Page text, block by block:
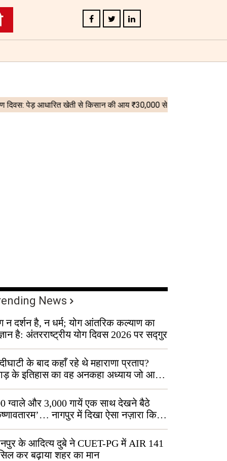
News
न दर्शन है, न धर्म; योग आंतरिक कल्याण का
है: अंतरराष्ट्रीय योग दिवस 2026 पर सद्गुर
के बाद कहाँ रहे थे महाराणा प्रताप?
के इतिहास का वह अनकहा अध्याय जो आज
में जीवित है
ग्वाले और 3,000 गायें एक साथ देखने बैठे
नागपुर में दिखा ऐसा नज़ारा कि
बोले, “ऐसा तो सिर्फ़ कृष्ण ही कर सकते हैं”
के आदित्य दुबे ने CUET-PG में AIR 141
कर बढ़ाया शहर का मान